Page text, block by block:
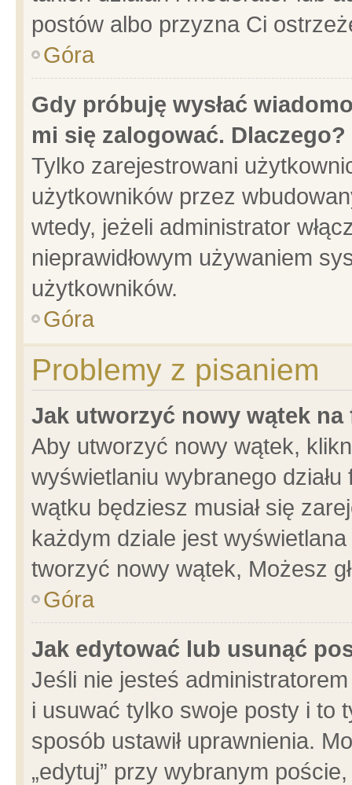
postów albo przyzna Ci
Góra
Gdy próbuję wysłać
mi się zalogować. Dlaczego?
Tylko zarejestrowani
użytkowników przez
wtedy, jeżeli administrator
nieprawidłowym używaniem
użytkowników.
Góra
Problemy z pisaniem
Jak utworzyć nowy wątek na
Aby utworzyć nowy wątek,
wyświetlaniu wybranego
wątku będziesz musiał się
każdym dziale jest
tworzyć nowy wątek, Możesz
Góra
Jak edytować lub usunąć
Jeśli nie jesteś
i usuwać tylko swoje posty i to
sposób ustawił uprawnienia.
„edytuj” przy wybranym